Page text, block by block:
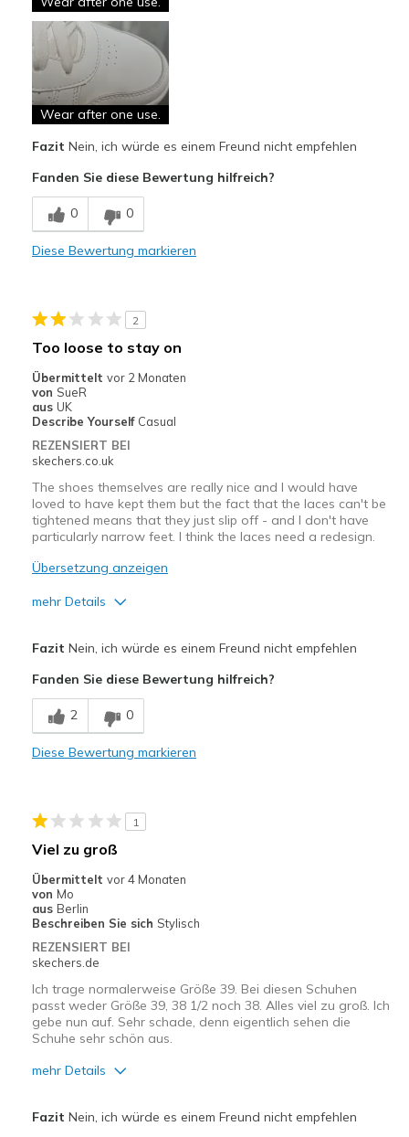
Wear after one use.
Fazit Nein, ich würde es einem Freund nicht empfehlen
Fanden Sie diese Bewertung hilfreich?
0 0
Diese Bewertung markieren
2
Too loose to stay on
Übermittelt vor 2 Monaten
von SueR
aus UK
Describe Yourself Casual
REZENSIERT BEI
skechers.co.uk
The shoes themselves are really nice and I would have
loved to have kept them but the fact that the laces can't be
tightened means that they just slip off - and I don't have
particularly narrow feet. I think the laces need a redesign.
Übersetzung anzeigen
mehr Details
Stylish
Nachteile
The laces are nowhere near tight enough
Casual Wear
Width
Fazit Nein, ich würde es einem Freund nicht empfehlen
Fanden Sie diese Bewertung hilfreich?
2 0
Diese Bewertung markieren
1
Viel zu groß
Übermittelt vor 4 Monaten
von Mo
aus Berlin
Beschreiben Sie sich Stylisch
REZENSIERT BEI
skechers.de
Ich trage normalerweise Größe 39. Bei diesen Schuhen
passt weder Größe 39, 38 1/2 noch 38. Alles viel zu groß. Ich
gebe nun auf. Sehr schade, denn eigentlich sehen die
Schuhe sehr schön aus.
mehr Details
Fazit Nein, ich würde es einem Freund nicht empfehlen